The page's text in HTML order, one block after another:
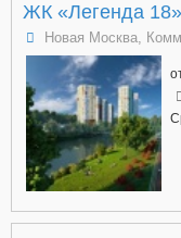
ЖК «Легенда 18»
Новая Москва,